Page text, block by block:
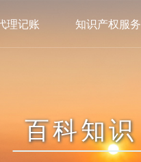
理记账 知识产权服务
百科知识